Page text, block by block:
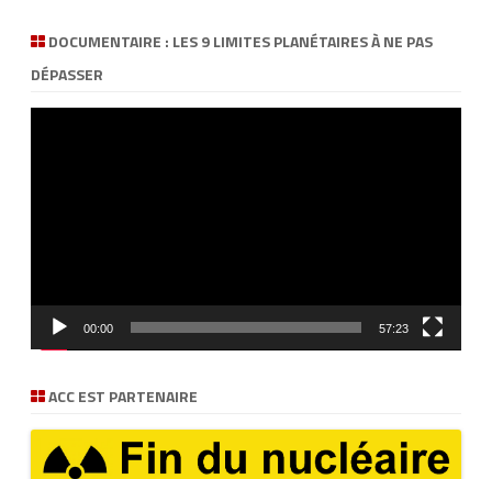
DOCUMENTAIRE : LES 9 LIMITES PLANÉTAIRES À NE PAS
DÉPASSER
Lecteur
00:00 57:23
ACC EST PARTENAIRE